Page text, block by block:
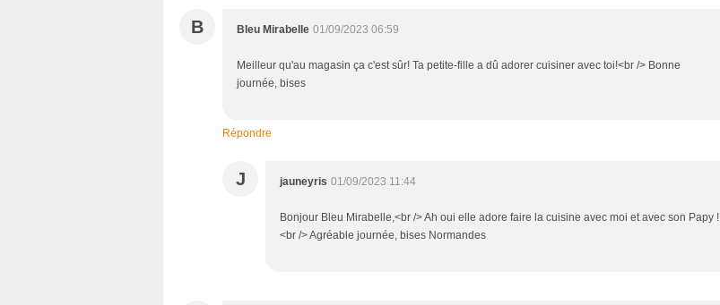
B Bleu Mirabelle 01/09/2023 06:59
Meilleur qu'au magasin ça c'est sûr! Ta petite-fille a dû adorer cuisiner avec toi!<br /> Bonne
journée, bises
Répondre
J jauneyris 01/09/2023 11:44
Bonjour Bleu Mirabelle,<br /> Ah oui elle adore faire la cuisine avec moi et avec son Papy !
<br /> Agréable journée, bises Normandes